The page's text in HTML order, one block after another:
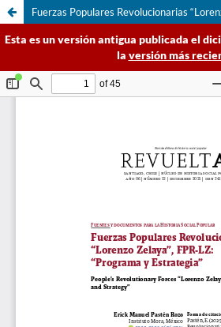
Esta es un versión antigua publicada el
la versión más